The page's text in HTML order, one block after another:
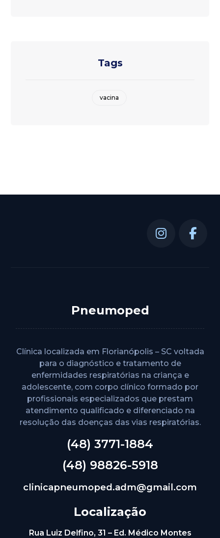
Tags
vacina
Pneumoped
Clínica localizada em Florianópolis – SC voltada
para o diagnóstico e tratamento de
enfermidades respiratórias na criança e
adolescente, com corpo clínico formado por
profissionais especializados que prestam
atendimento qualificado e diferenciado na
resolução das doenças das vias respiratórias.
(48) 3771-1884
(48) 98826-5918
clinicapneumoped.adm@gmail.com
Localização
Rua Luiz Delfino, 31 – Ed. Médico Montes